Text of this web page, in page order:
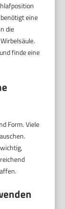
eine
die
finde eine
Form. Viele